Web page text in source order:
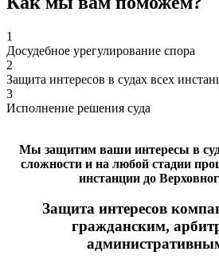
1
Досудебное урегулирование спора
2
Защита интересов в судах всех
3
Исполнение решения суда
Мы защитим ваши интересы в
сложности и на любой стадии
инстанции до
Защита интересов
гражданским,